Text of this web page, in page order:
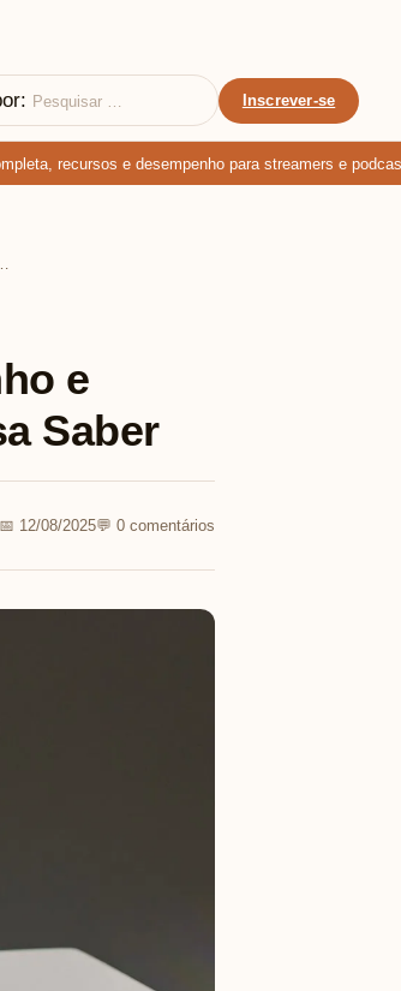
Inscrever-se
recursos e desempenho para streamers e podcasters
e
Saber
📅 12/08/2025💬 0 comentários